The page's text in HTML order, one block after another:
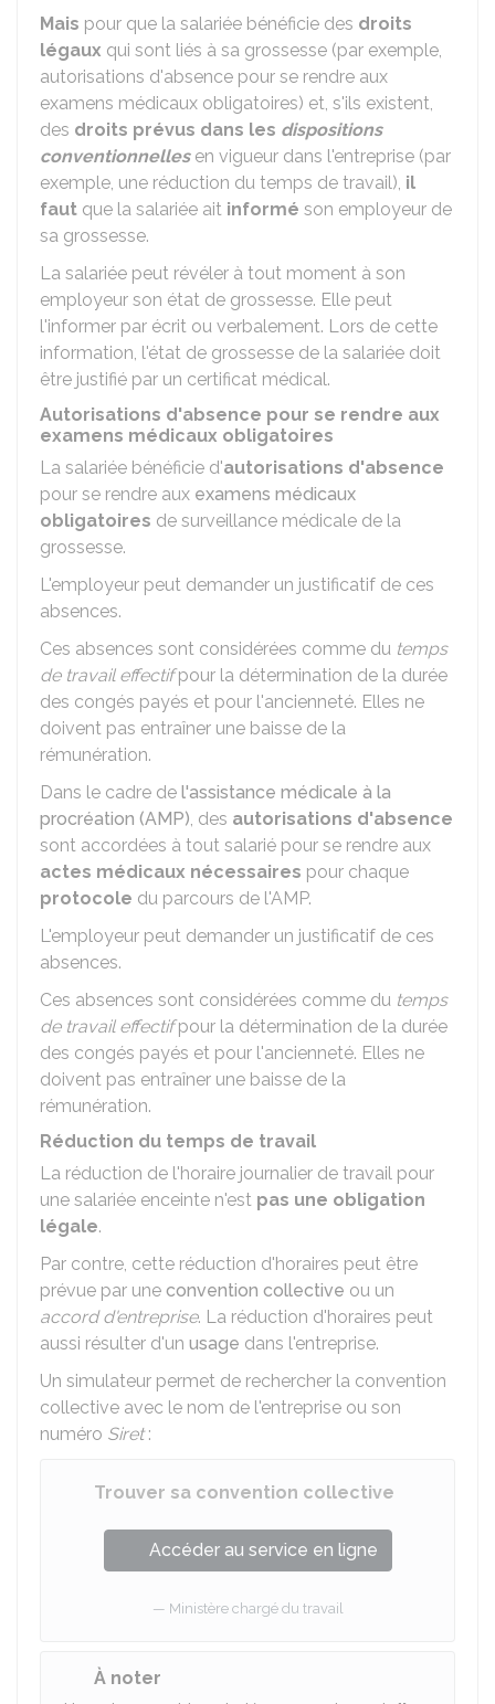
Mais pour que la salariée bénéficie des droits
légaux qui sont liés à sa grossesse (par exemple,
autorisations d'absence pour se rendre aux
examens médicaux obligatoires) et, s'ils existent,
des droits prévus dans les dispositions
conventionnellesen vigueur dans l'entreprise (par
exemple, une réduction du temps de travail), il
faut que la salariée ait informé son employeur de
sa grossesse.
La salariée peut révéler à tout moment à son
employeur son état de grossesse. Elle peut
l'informer par écrit ou verbalement. Lors de cette
information, l'état de grossesse de la salariée doit
être justifié par un certificat médical.
Autorisations d'absence pour se rendre aux
examens médicaux obligatoires
La salariée bénéficie d'autorisations d'absence
pour se rendre aux examens médicaux
obligatoires de surveillance médicale de la
grossesse.
L'employeur peut demander un justificatif de ces
absences.
Ces absences sont considérées comme du temps
de travail effectifpour la détermination de la durée
des congés payés et pour l'ancienneté. Elles ne
doivent pas entraîner une baisse de la
rémunération.
Dans le cadre de l'assistance médicale à la
procréation (AMP), des autorisations d'absence
sont accordées à tout salarié pour se rendre aux
actes médicaux nécessaires pour chaque
protocole du parcours de l'AMP.
L'employeur peut demander un justificatif de ces
absences.
Ces absences sont considérées comme du temps
de travail effectifpour la détermination de la durée
des congés payés et pour l'ancienneté. Elles ne
doivent pas entraîner une baisse de la
rémunération.
Réduction du temps de travail
La réduction de l'horaire journalier de travail pour
une salariée enceinte n'est pas une obligation
légale.
Par contre, cette réduction d'horaires peut être
prévue par une convention collective ou un
accord d'entreprise. La réduction d'horaires peut
aussi résulter d'un usage dans l'entreprise.
Un simulateur permet de rechercher la convention
collective avec le nom de l'entreprise ou son
numéro Siret:
Trouver sa convention collective
Accéder au service en ligne
Ministère chargé du travail
À noter